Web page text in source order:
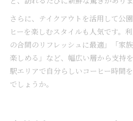
さらに、テイクアウトを活用して公
ヒーを楽しむスタイルも人気です。
の合間のリフレッシュに最適」「家
楽しめる」など、幅広い層から支持
駅エリアで自分らしいコーヒー時間
でしょうか。